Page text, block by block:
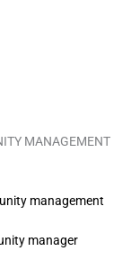
MANAGEMENT
management
manager